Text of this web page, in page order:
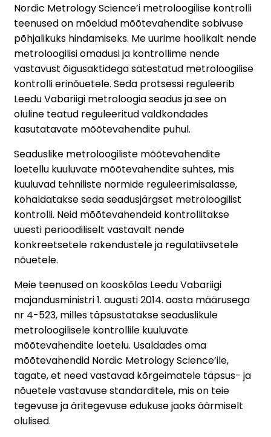
Nordic Metrology Science’i metroloogilise kontrolli
teenused on mõeldud mõõtevahendite sobivuse
põhjalikuks hindamiseks. Me uurime hoolikalt nende
metroloogilisi omadusi ja kontrollime nende
vastavust õigusaktidega sätestatud metroloogilise
kontrolli erinõuetele. Seda protsessi reguleerib
Leedu Vabariigi metroloogia seadus ja see on
oluline teatud reguleeritud valdkondades
kasutatavate mõõtevahendite puhul.
Seaduslike metroloogiliste mõõtevahendite
loetellu kuuluvate mõõtevahendite suhtes, mis
kuuluvad tehniliste normide reguleerimisalasse,
kohaldatakse seda seadusjärgset metroloogilist
kontrolli. Neid mõõtevahendeid kontrollitakse
uuesti perioodiliselt vastavalt nende
konkreetsetele rakendustele ja regulatiivsetele
nõuetele.
Meie teenused on kooskõlas Leedu Vabariigi
majandusministri 1. augusti 2014. aasta määrusega
nr 4-523, milles täpsustatakse seaduslikule
metroloogilisele kontrollile kuuluvate
mõõtevahendite loetelu. Usaldades oma
mõõtevahendid Nordic Metrology Science’ile,
tagate, et need vastavad kõrgeimatele täpsus- ja
nõuetele vastavuse standarditele, mis on teie
tegevuse ja äritegevuse edukuse jaoks äärmiselt
olulised.